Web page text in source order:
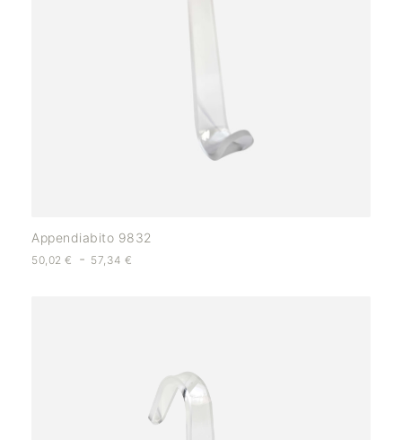
Appendiabito 9832
50,02 € - 57,34€